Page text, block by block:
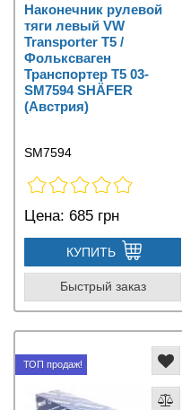
Наконечник рулевой
тяги левый VW
Transporter T5 /
Фольксваген
Транспортер Т5 03-
SM7594 SHÄFER
(Австрия)
SM7594
Цена: 685 грн
КУПИТЬ
Быстрый заказ
ТОП продаж!